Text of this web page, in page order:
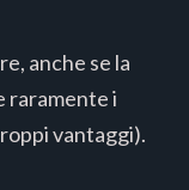
anche se la
raramente i
vantaggi).